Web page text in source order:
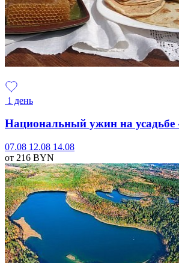
1 день
Национальный ужин на
07.08 12.08 14.08
от 216 BYN